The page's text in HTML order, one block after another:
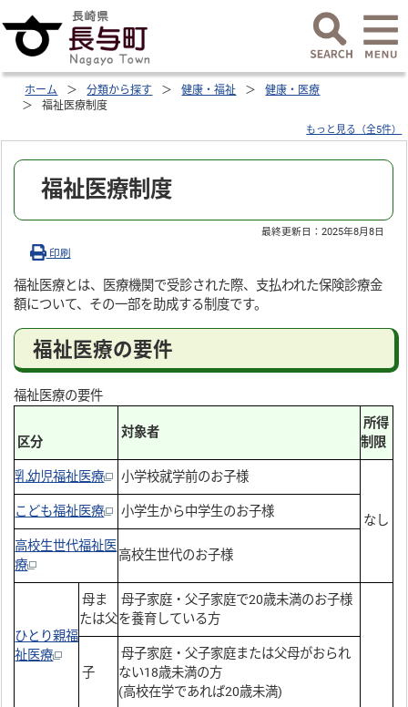
ホーム 分類から探す 健康・福祉
健康・医療
福祉医療制度
もっと見る（全5件）
福祉医療制度
最終更新日：2025年8月8日
印刷
福祉医療とは、医療機関で受診された際、支払われた保険診療金
額について、その一部を助成する制度です。
福祉医療の要件
福祉医療の要件
区分
対象者
所得
制限
乳幼児福祉医療 小学校就学前のお子様
なし
こども福祉医療 小学生から中学生のお子様
高校生世代福祉医
療
高校生世代のお子様
ひとり親福
祉医療
母ま
たは父
母子家庭・父子家庭で20歳未満のお子様
を養育している方
子
母子家庭・父子家庭または父母がおられ
ない18歳未満の方
(高校在学であれば20歳未満)